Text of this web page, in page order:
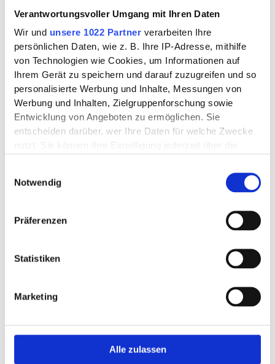
Verantwortungsvoller Umgang mit Ihren Daten
Wir und unsere 1022 Partner verarbeiten Ihre
persönlichen Daten, wie z. B. Ihre IP-Adresse, mithilfe
von Technologien wie Cookies, um Informationen auf
Ihrem Gerät zu speichern und darauf zuzugreifen und so
personalisierte Werbung und Inhalte, Messungen von
Werbung und Inhalten, Zielgruppenforschung sowie
Entwicklung von Angeboten zu ermöglichen. Sie
entscheiden darüber, wer Ihre Daten für welche Zwecke
nutzt. Sie können Ihre Einwilligung jederzeit über die
Informationen über Ihre geografische Lage
erfassen, welche bis auf einige Meter genau sein
Ihr Gerät durch aktives Scannen nach
Erfahren Sie mehr darüber, wie Ihre persönlichen Daten
verarbeitet werden, und legen Sie Ihre Präferenzen im
Wir verwenden Cookies, um Inhalte und Anzeigen zu
Notwendig
Präferenzen
Statistiken
Marketing
Alle zulassen